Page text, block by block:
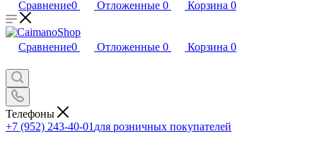
Сравнение0 Отложенные 0 Корзина 0
Сравнение0 Отложенные 0 Корзина 0
Телефоны
+7 (952) 243-40-01 для розничных покупателей